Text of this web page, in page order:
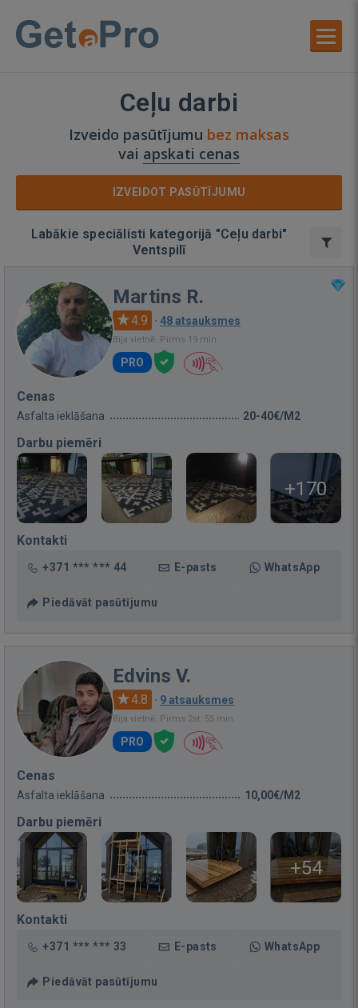
Ceļu darbi
Izveido pasūtījumu bez maksas
vai apskati cenas
IZVEIDOT PASŪTĪJUMU
Labākie speciālisti kategorijā "Ceļu darbi"
Ventspilī
Martins R.
4.9 · 48 atsauksmes
Bija vietnē: Pirms 19 min.
PRO
Cenas
Asfalta ieklāšana 20-40€/M2
Darbu piemēri
+170
Kontakti
+371 *** *** 44 E-pasts WhatsApp
Piedāvāt pasūtījumu
Edvins V.
4.8 · 9 atsauksmes
Bija vietnē: Pirms 2st. 55 min.
PRO
Cenas
Asfalta ieklāšana 10,00€/M2
Darbu piemēri
+54
Kontakti
+371 *** *** 33 E-pasts WhatsApp
Piedāvāt pasūtījumu